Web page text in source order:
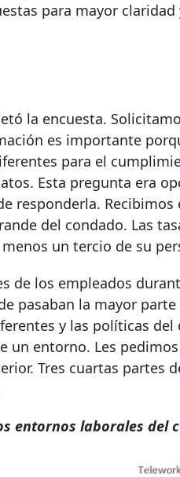
para mayor
la encuesta.
es importante
para el
Esta pregunta era
responderla.
del condado. Las
un tercio de su
de los empleados
pasaban la mayor
y las políticas
un entorno. Les
Tres cuartas partes
entornos laborales del